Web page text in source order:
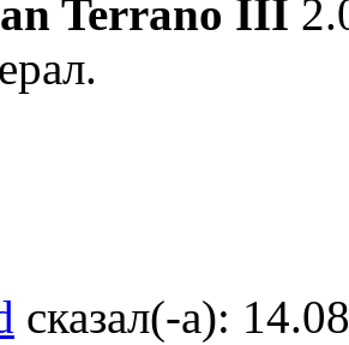
Terrano III
сказал(-а):